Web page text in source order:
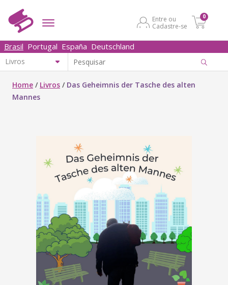
Entre ou
Cadastre-se
0
Brasil Portugal España Deutschland
Home / Livros / Das Geheimnis der Tasche des alten
Mannes